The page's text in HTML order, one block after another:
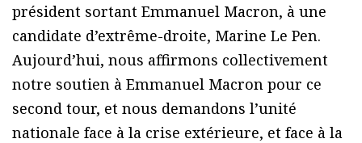
président sortant Emmanuel Macron, à une
candidate d’extrême-droite, Marine Le Pen.
Aujourd’hui, nous affirmons collectivement
notre soutien à Emmanuel Macron pour ce
second tour, et nous demandons l’unité
nationale face à la crise extérieure, et face à la